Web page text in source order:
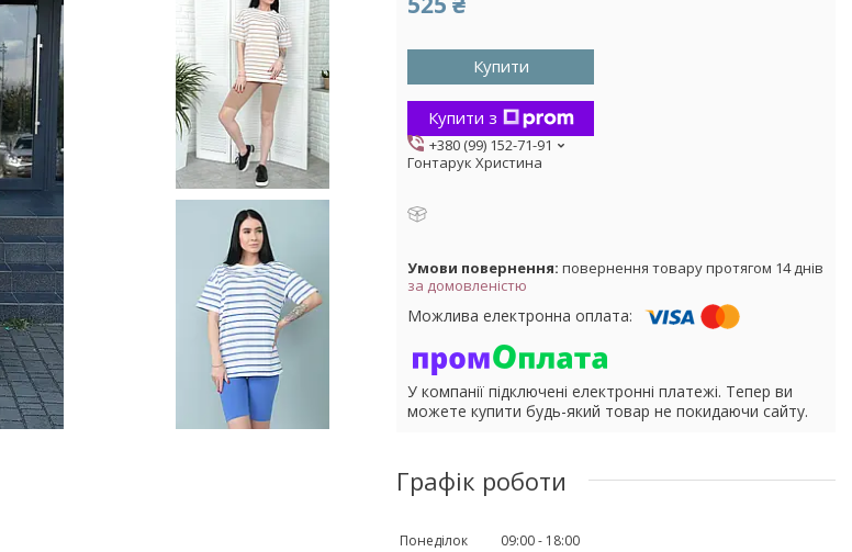
Купити
Купити з
+380 (99) 152-71-91
Гонтарук Христина
повернення товару протягом 14 днів
за домовленістю
У компанії підключені електронні платежі. Тепер ви
можете купити будь-який товар не покидаючи сайту.
Графік роботи
Понеділок 09:00
18:00